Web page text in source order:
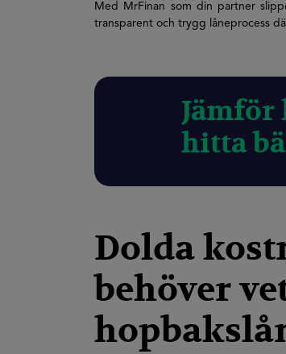
Med MrFinan som din partner
transparent och trygg låneprocess
Jämför
hitta
Dolda
behöver